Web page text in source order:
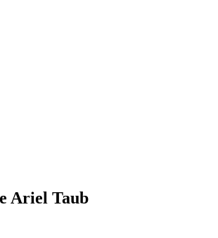
Ariel Taub